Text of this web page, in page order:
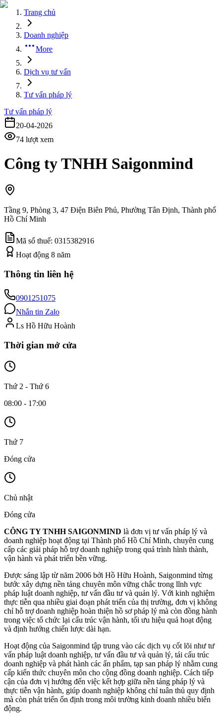
Trang chủ
Doanh nghiệp
More
Dịch vụ tư vấn
Tư vấn pháp lý
Tư vấn pháp lý
20-04-2026
74 lượt xem
Công ty TNHH Saigonmind
Tầng 9, Phòng 3, 47 Điện Biên Phủ, Phường Tân Định, Thành phố
Hồ Chí Minh
Mã số thuế: 0315382916
Hoạt động 8 năm
Thông tin liên hệ
0901251075
Nhắn tin Zalo
Ls Hồ Hữu Hoành
Thời gian mở cửa
Thứ 2 - Thứ 6
08:00 - 17:00
Thứ 7
Đóng cửa
Chủ nhật
Đóng cửa
CÔNG TY TNHH SAIGONMIND là đơn vị tư vấn pháp lý và
doanh nghiệp hoạt động tại Thành phố Hồ Chí Minh, chuyên cung
cấp các giải pháp hỗ trợ doanh nghiệp trong quá trình hình thành,
vận hành và phát triển bền vững.
Được sáng lập từ năm 2006 bởi Hồ Hữu Hoành, Saigonmind từng
bước xây dựng nền tảng chuyên môn vững chắc trong lĩnh vực
pháp luật doanh nghiệp, tư vấn đầu tư và quản lý. Với kinh nghiệm
thực tiễn qua nhiều giai đoạn phát triển của thị trường, đơn vị không
chỉ hỗ trợ doanh nghiệp hoàn thiện hồ sơ pháp lý mà còn đồng hành
trong việc tổ chức lại cấu trúc vận hành, tối ưu hiệu quả hoạt động
và định hướng chiến lược dài hạn.
Hoạt động của Saigonmind tập trung vào các dịch vụ cốt lõi như tư
vấn pháp luật doanh nghiệp, tư vấn đầu tư và quản lý, tái cấu trúc
doanh nghiệp và phát hành các ấn phẩm, tạp san pháp lý nhằm cung
cấp kiến thức chuyên môn cho cộng đồng doanh nghiệp. Cách tiếp
cận của đơn vị hướng đến việc kết hợp giữa nền tảng pháp lý và
thực tiễn vận hành, giúp doanh nghiệp không chỉ tuân thủ quy định
mà còn phát triển ổn định trong môi trường kinh doanh nhiều biến
động.